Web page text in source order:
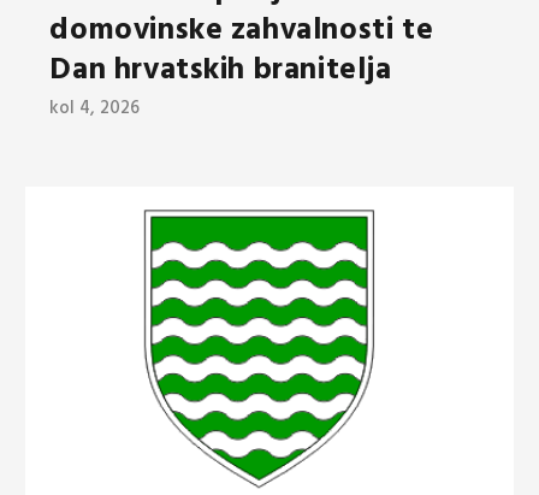
domovinske zahvalnosti te
Dan hrvatskih branitelja
kol 4, 2026